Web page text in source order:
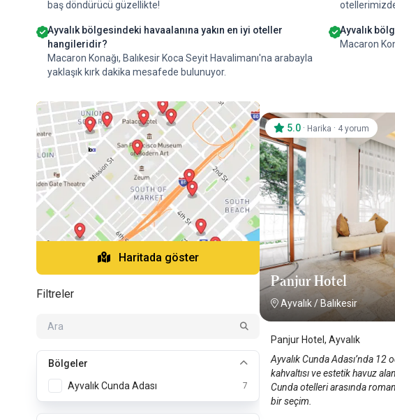
baş döndürücü güzellikte!
Ayvalık bölgesindeki havaalanına yakın en iyi oteller
hangileridir?
Macaron Konağı, Balıkesir Koca Seyit Havalimanı'na arabayla
yaklaşık kırk dakika mesafede bulunuyor.
Ayvalık
Macaron
Haritada göster
Filtreler
Bölgeler
Ayvalık Cunda Adası
7
Panjur Hotel
Ayvalık/ Balıkesir
5.0 · Harika · 4 yorum
Panjur Hotel, Ayvalık
Ayvalık Cunda Adası’nda 12
kahvaltısı ve estetik havuz
Cunda otelleri arasında
bir seçim.